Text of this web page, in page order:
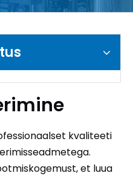
kvaliteeti
et luua